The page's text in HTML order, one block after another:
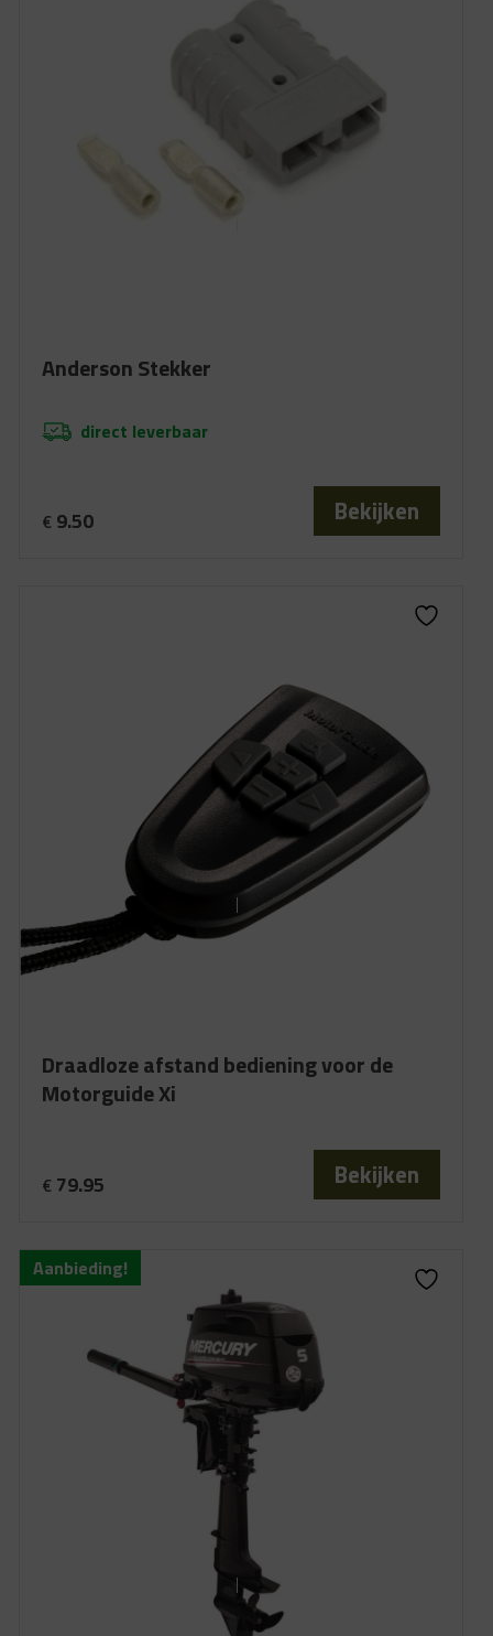
Anderson Stekker
direct leverbaar
€ 9.50 Bekijken
Draadloze afstand bediening voor de
Motorguide Xi
€ 79.95 Bekijken
Aanbieding!